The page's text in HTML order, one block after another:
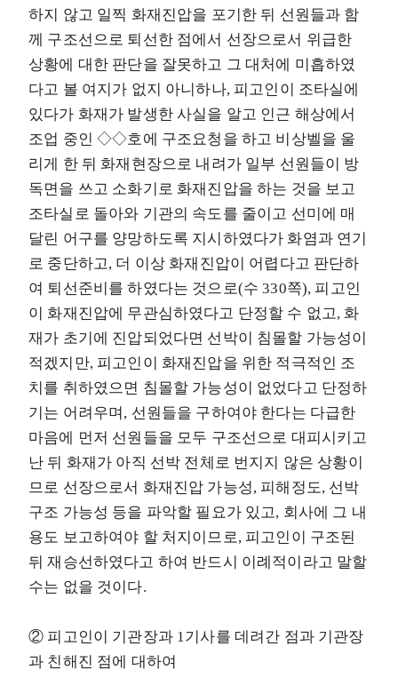
하지 않고 일찍 화재진압을 포기한 뒤 선원들과 함
께 구조선으로 퇴선한 점에서 선장으로서 위급한
상황에 대한 판단을 잘못하고 그 대처에 미흡하였
다고 볼 여지가 없지 아니하나, 피고인이 조타실에
있다가 화재가 발생한 사실을 알고 인근 해상에서
조업 중인 ◇◇호에 구조요청을 하고 비상벨을 울
리게 한 뒤 화재현장으로 내려가 일부 선원들이 방
독면을 쓰고 소화기로 화재진압을 하는 것을 보고
조타실로 돌아와 기관의 속도를 줄이고 선미에 매
달린 어구를 양망하도록 지시하였다가 화염과 연기
로 중단하고, 더 이상 화재진압이 어렵다고 판단하
여 퇴선준비를 하였다는 것으로(수 330쪽), 피고인
이 화재진압에 무관심하였다고 단정할 수 없고, 화
재가 초기에 진압되었다면 선박이 침몰할 가능성이
적겠지만, 피고인이 화재진압을 위한 적극적인 조
치를 취하였으면 침몰할 가능성이 없었다고 단정하
기는 어려우며, 선원들을 구하여야 한다는 다급한
마음에 먼저 선원들을 모두 구조선으로 대피시키고
난 뒤 화재가 아직 선박 전체로 번지지 않은 상황이
므로 선장으로서 화재진압 가능성, 피해정도, 선박
구조 가능성 등을 파악할 필요가 있고, 회사에 그 내
용도 보고하여야 할 처지이므로, 피고인이 구조된
뒤 재승선하였다고 하여 반드시 이례적이라고 말할
수는 없을 것이다.
② 피고인이 기관장과 1기사를 데려간 점과 기관장
과 친해진 점에 대하여